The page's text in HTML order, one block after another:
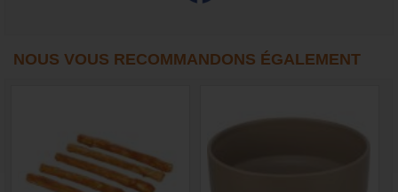
NOUS VOUS RECOMMANDONS ÉGALEMENT